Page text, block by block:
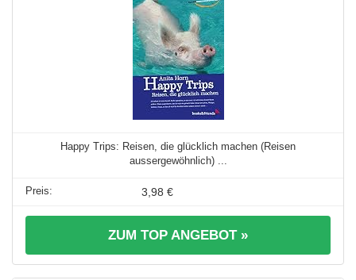
Happy Trips: Reisen, die glücklich machen (Reisen
aussergewöhnlich) ...
3,98 €
ZUM TOP ANGEBOT »